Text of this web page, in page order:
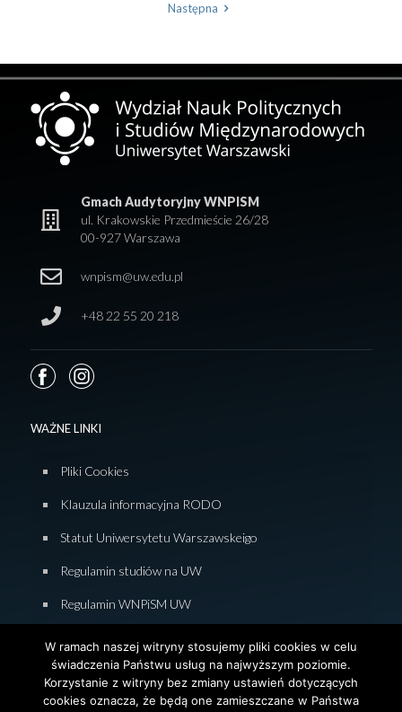
Następna
Gmach Audytoryjny WNPISM
ul. Krakowskie Przedmieście 26/28
00-927 Warszawa
wnpism@uw.edu.pl
+48 22 55 20 218
WAŻNE LINKI
Pliki Cookies
Klauzula informacyjna RODO
Statut Uniwersytetu Warszawskeigo
Regulamin studiów na UW
Regulamin WNPiSM UW
Deklaracja dostępności WNPiSM
W ramach naszej witryny stosujemy pliki cookies w celu
świadczenia Państwu usług na najwyższym poziomie.
Korzystanie z witryny bez zmiany ustawień dotyczących
cookies oznacza, że będą one zamieszczane w Państwa